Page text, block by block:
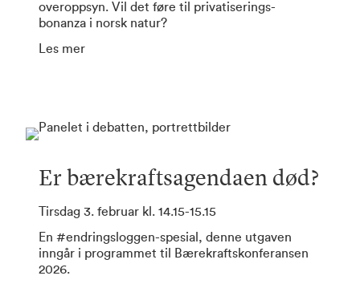
overoppsyn. Vil det føre til privatiserings-
bonanza i norsk natur?
Les mer
Er bærekraftsagendaen død?
Tirsdag 3. februar kl. 14.15-15.15
En #endringsloggen-spesial, denne utgaven
inngår i programmet til Bærekraftskonferansen
2026.